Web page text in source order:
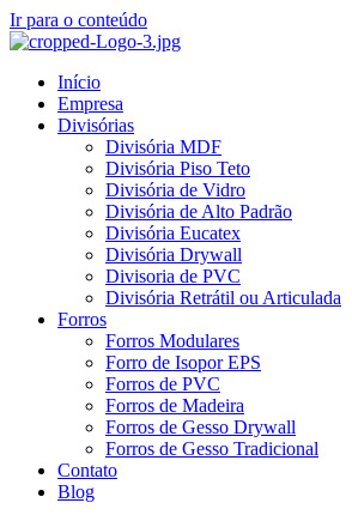
Ir para o conteúdo
Início
Empresa
Divisórias
Divisória MDF
Divisória Piso Teto
Divisória de Vidro
Divisória de Alto Padrão
Divisória Eucatex
Divisória Drywall
Divisoria de PVC
Divisória Retrátil ou Articulada
Forros
Forros Modulares
Forro de Isopor EPS
Forros de PVC
Forros de Madeira
Forros de Gesso Drywall
Forros de Gesso Tradicional
Contato
Blog